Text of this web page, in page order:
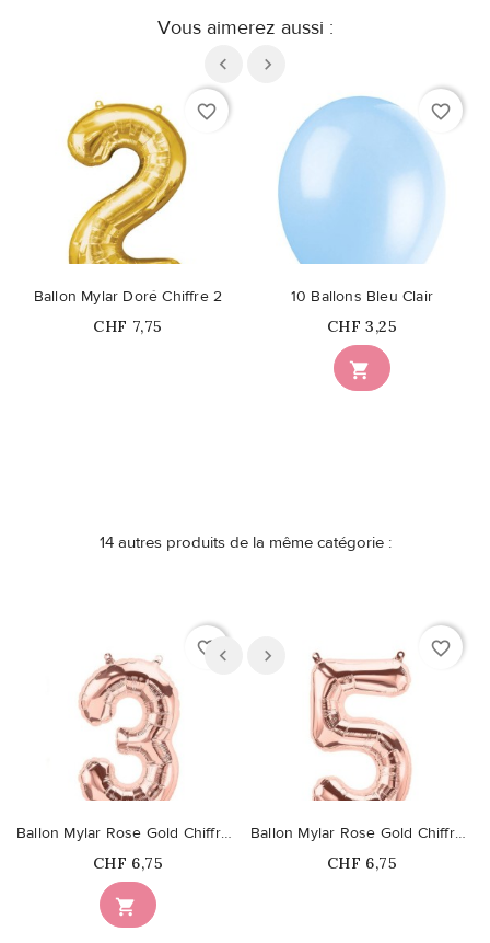
Vous aimerez aussi :
favorite_border
Ballon Mylar Doré Chiffre 2
Prix
CHF 7,75
favorite_border

10 Ballons Bleu Clair
Prix
CHF 3,25
14 autres produits de la même catégorie :
favorite_border

Ballon Mylar Rose Gold Chiffre 3
Prix
CHF 6,75
favorite_border
Ballon Mylar Rose Gold Chiffre 5
Prix
CHF 6,75